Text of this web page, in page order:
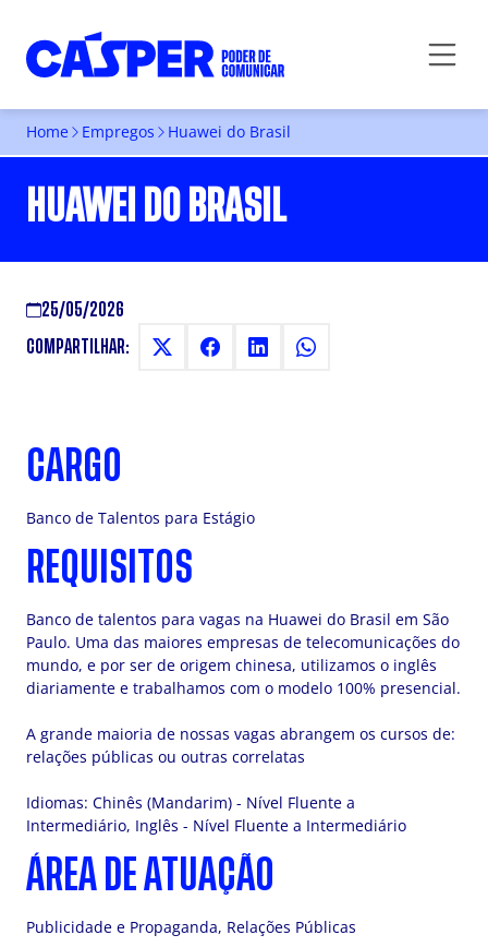
Home Empregos Huawei do Brasil
HUAWEI DO BRASIL
25/05/2026
COMPARTILHAR:
CARGO
Banco de Talentos para Estágio
REQUISITOS
Banco de talentos para vagas na Huawei do Brasil em São
Paulo. Uma das maiores empresas de telecomunicações do
mundo, e por ser de origem chinesa, utilizamos o inglês
diariamente e trabalhamos com o modelo 100% presencial.
A grande maioria de nossas vagas abrangem os cursos de:
relações públicas ou outras correlatas
Idiomas: Chinês (Mandarim) - Nível Fluente a
Intermediário, Inglês - Nível Fluente a Intermediário
ÁREA DE ATUAÇÃO
Publicidade e Propaganda, Relações Públicas